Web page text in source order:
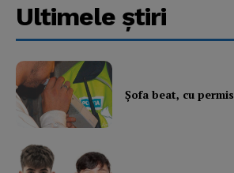
Ultimele ştiri
Şofa beat, cu